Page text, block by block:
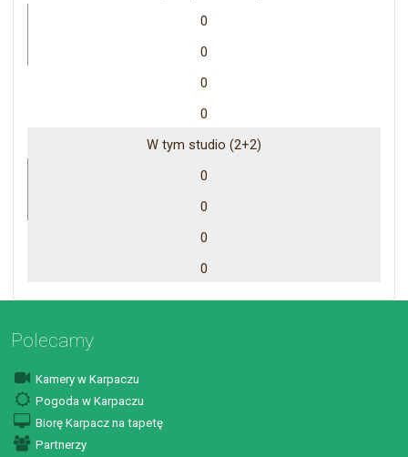
0
0
0
0
W tym studio (2+2)
0
0
0
0
Polecamy
Kamery w Karpaczu
Pogoda w Karpaczu
Biorę Karpacz na tapetę
Partnerzy